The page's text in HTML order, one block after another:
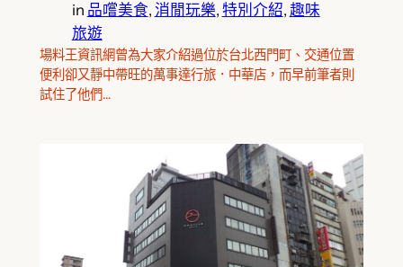
in 品嚐美食, 消閒玩樂, 特別介紹, 趣味
旅遊
場料王資訊網曾為大家介紹過位於台北西門町、交通位置
便利卻又靜中帶旺的萬事達行旅．中華店，而早前筆者則
試住了他們…